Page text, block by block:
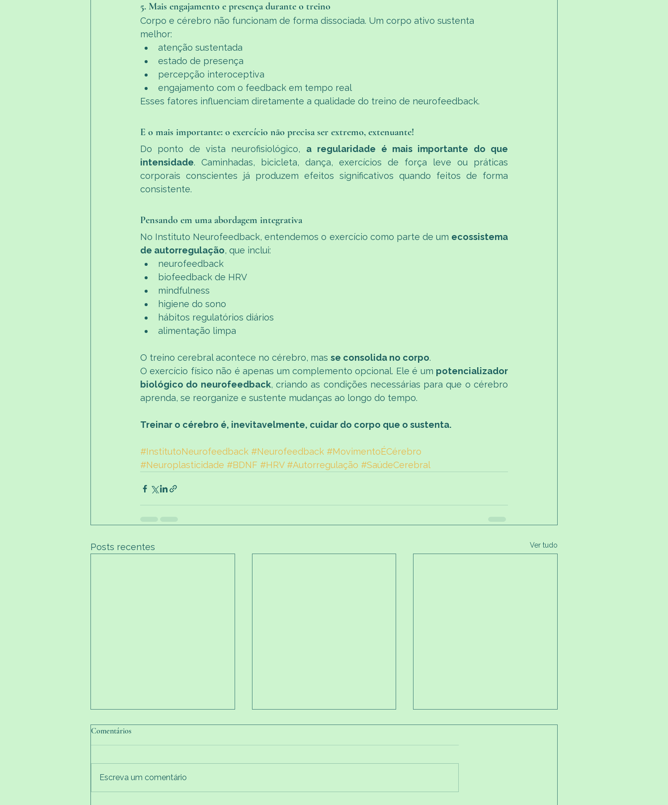
5. Mais engajamento e presença durante o treino
Corpo e cérebro não funcionam de forma dissociada. Um corpo ativo sustenta
melhor:
atenção sustentada
estado de presença
percepção interoceptiva
engajamento com o feedback em tempo real
Esses fatores influenciam diretamente a qualidade do treino de neurofeedback.
E o mais importante: o exercício não precisa ser extremo, extenuante!
Do ponto de vista neurofisiológico, a regularidade é mais importante do que
intensidade. Caminhadas, bicicleta, dança, exercícios de força leve ou práticas
corporais conscientes já produzem efeitos significativos quando feitos de forma
consistente.
Pensando em uma abordagem integrativa
No Instituto Neurofeedback, entendemos o exercício como parte de um ecossistema
de autorregulação, que inclui:
neurofeedback
biofeedback de HRV
mindfulness
higiene do sono
hábitos regulatórios diários
alimentação limpa
O treino cerebral acontece no cérebro, mas se consolida no corpo.
O exercício físico não é apenas um complemento opcional. Ele é um potencializador
biológico do neurofeedback, criando as condições necessárias para que o cérebro
aprenda, se reorganize e sustente mudanças ao longo do tempo.
Treinar o cérebro é, inevitavelmente, cuidar do corpo que o sustenta.
#InstitutoNeurofeedback #Neurofeedback #MovimentoÉCérebro
#Neuroplasticidade #BDNF #HRV #Autorregulação #SaúdeCerebral
Posts recentes Ver tudo
Comentários
Escreva um comentário